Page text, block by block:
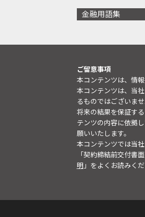
金融用語集
ご留意事項
本コンテンツは、情
本コンテンツは、当
るものではございま
将来の結果を保証す
テンツの内容に依拠
願いいたします。
本コンテンツでは当
「契約締結前交付書
明 」をよくお読みくだ